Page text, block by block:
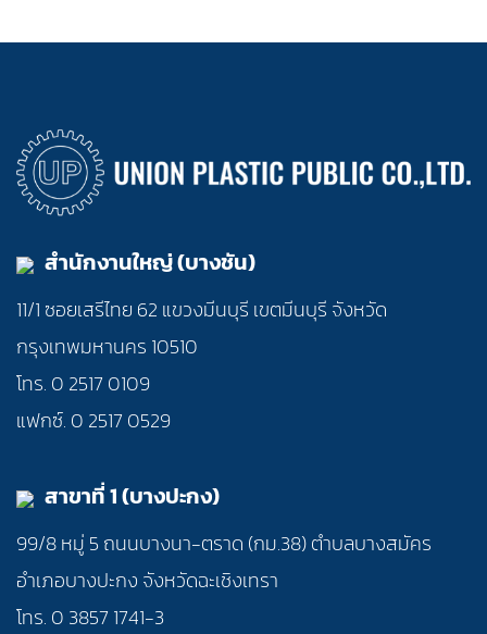
สำนักงานใหญ่ (บางชัน)
11/1 ซอยเสรีไทย 62 แขวงมีนบุรี เขตมีนบุรี จังหวัด
กรุงเทพมหานคร 10510
โทร. 0 2517 0109
แฟกซ์. 0 2517 0529
สาขาที่ 1 (บางปะกง)
99/8 หมู่ 5 ถนนบางนา-ตราด (กม.38) ตำบลบางสมัคร
อำเภอบางปะกง จังหวัดฉะเชิงเทรา
โทร. 0 3857 1741-3